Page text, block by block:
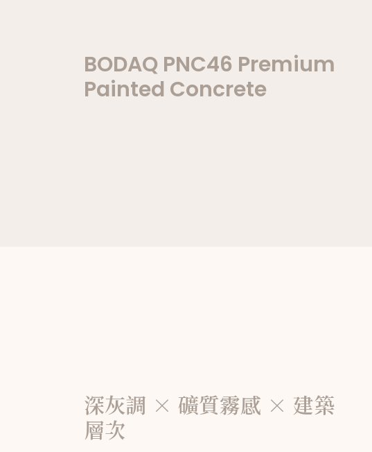
BODAQ PNC46 Premium
Painted Concrete
深灰調 × 礦質霧感 × 建築
層次